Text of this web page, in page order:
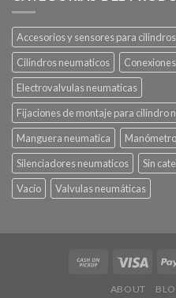
Accesorios y sensores para
Cilindros neumaticos
Electrovalvulas neumaticas
Fijaciones de montaje para cilindro
Manguera neumatica
Silenciadores neumaticos
Sin
Vacío
Valvulas neumáticas
ABOUT